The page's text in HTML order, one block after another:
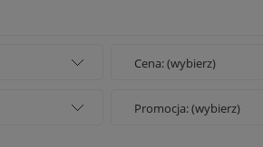
Cena: (wybierz)
Promocja: (wybierz)